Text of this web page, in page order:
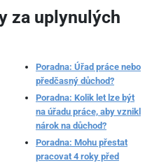
za uplynulých
Poradna: Úřad práce nebo
předčasný důchod?
Poradna: Kolik let lze být
na úřadu práce, aby vznikl
nárok na důchod?
Poradna: Mohu přestat
pracovat 4 roky před